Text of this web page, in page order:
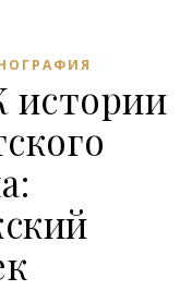
истории